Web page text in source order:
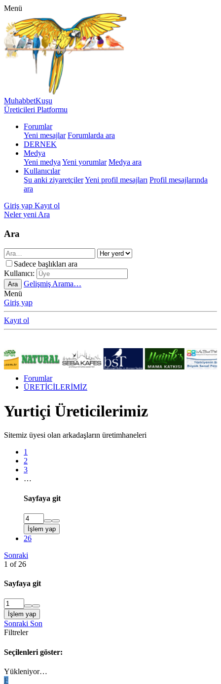
Menü
MuhabbetKuşu
Üreticileri Platformu
Forumlar
Yeni mesajlar Forumlarda ara
DERNEK
Medya
Yeni medya Yeni yorumlar Medya ara
Kullanıcılar
Şu anki ziyaretçilerYeni profil mesajları Profil mesajlarında
ara
Giriş yap Kayıt ol
Neler yeni Ara
Ara
Sadece başlıkları ara
Kullanıcı:
Ara
Gelişmiş Arama…
Menü
Giriş yap
Kayıt ol
Forumlar
ÜRETİCİLERİMİZ
Yurtiçi Üreticilerimiz
Sitemiz üyesi olan arkadaşların üretimhaneleri
1
2
3
…
Sayfaya git
İşlem yap
26
Sonraki
1 of 26
Sayfaya git
İşlem yap
Sonraki Son
Filtreler
Seçilenleri göster:
Yükleniyor…
F